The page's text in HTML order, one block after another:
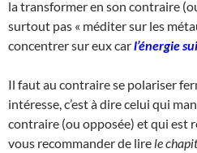
la transformer en son contraire
surtout pas « méditer sur les
concentrer sur eux carl’énergie
Il faut au contraire se polariser
intéresse, c’est à dire celui qui
contraire (ou opposée) et qui est
vous recommander de lire le